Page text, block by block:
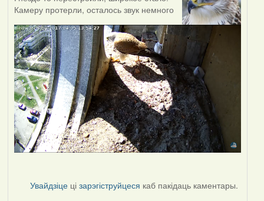
Камеру протерли, осталось звук немного
Увайдзіце цізарэгіструйцеся каб пакідаць каментары.